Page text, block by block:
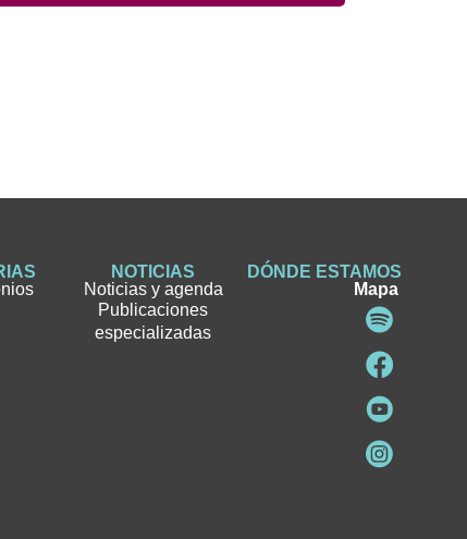
NOTICIAS
Noticias y agenda
Publicaciones
especializadas
DÓNDE ESTAMOS
Mapa